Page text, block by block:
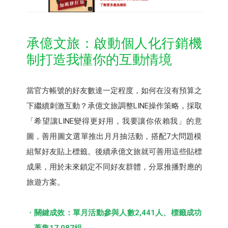
承億文旅：啟動個人化行銷機
制打造我懂你的互動情境
當官方帳號的好友數達一定程度，如何在沒有預算之
下繼續刺激互動？承億文旅調整LINE操作策略，採取
「希望讓LINE變得更好用，我要讓你依賴我」的意
圖，善用圖文選單推出月月抽活動，搭配7大問題模
組幫好友貼上標籤。後續承億文旅就可善用這些貼標
成果，用於未來鎖定不同好友群體，分眾推播對應的
旅遊方案。
關鍵成效：單月活動參與人數2,441人、標籤成功